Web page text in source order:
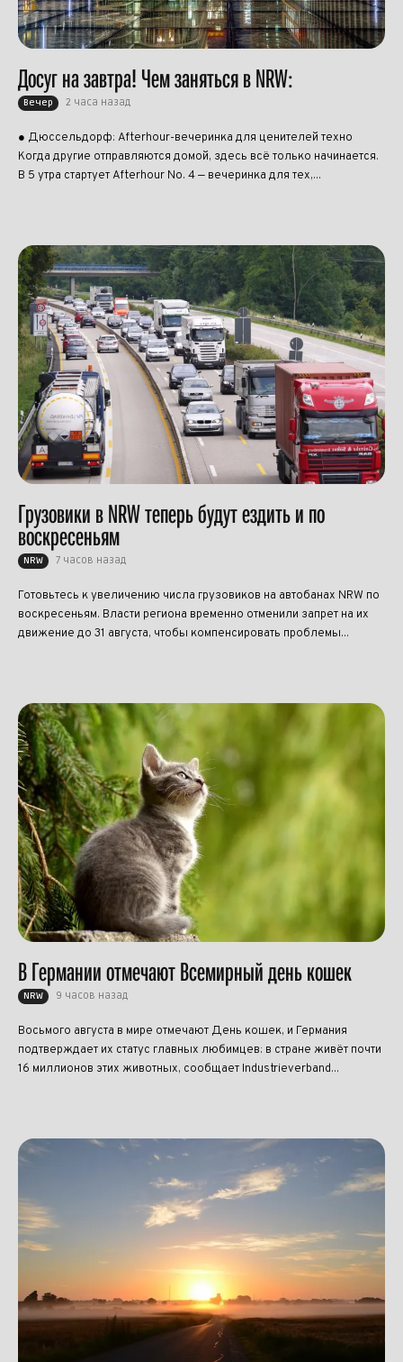
Досуг на завтра! Чем заняться в NRW:
Вечер 2 часа назад
● Дюссельдорф: Afterhour-вечеринка для ценителей техно
Когда другие отправляются домой, здесь всё только начинается.
В 5 утра стартует Afterhour No. 4 — вечеринка для тех,...
Грузовики в NRW теперь будут ездить и по
воскресеньям
NRW 7 часов назад
Готовьтесь к увеличению числа грузовиков на автобанах NRW по
воскресеньям. Власти региона временно отменили запрет на их
движение до 31 августа, чтобы компенсировать проблемы...
В Германии отмечают Всемирный день кошек
NRW 9 часов назад
Восьмого августа в мире отмечают День кошек, и Германия
подтверждает их статус главных любимцев: в стране живёт почти
16 миллионов этих животных, сообщает Industrieverband...